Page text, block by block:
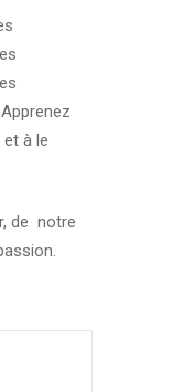
à le
de notre